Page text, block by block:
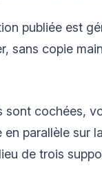
publiée est
sans copie
sont cochées,
parallèle sur
de trois